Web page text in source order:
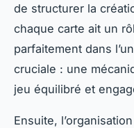
de structurer la
chaque carte ait un
parfaitement dans
cruciale : une
jeu équilibré et
Ensuite,